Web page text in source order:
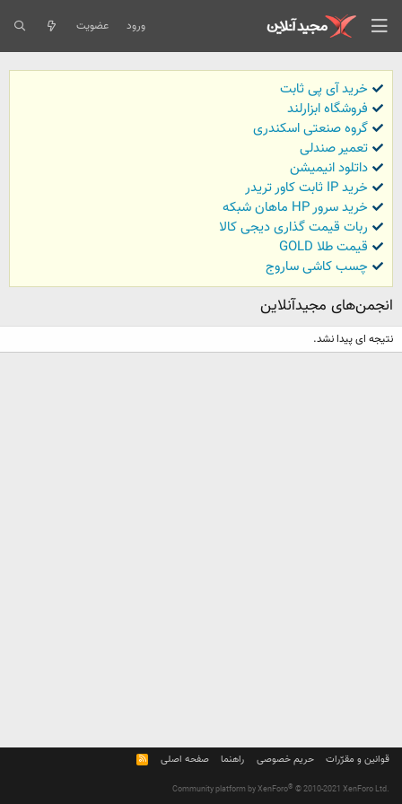
ورود عضویت
خرید آی پی ثابت
فروشگاه ابزارلند
گروه صنعتی اسکندری
تعمیر صندلی
داتلود انیمیشن
خرید IP ثابت کاور تریدر
خرید سرور HP ماهان شبکه
ربات قیمت گذاری دیجی کالا
قیمت طلا GOLD
چسب کاشی ساروج
انجمن‌های مجیدآنلاین
نتیجه ای پیدا نشد.
قوانین و مقرّرات حریم خصوصی راهنما صفحه اصلی
R
S
Community platform by XenForo® © 2010-2021 XenForo Ltd.